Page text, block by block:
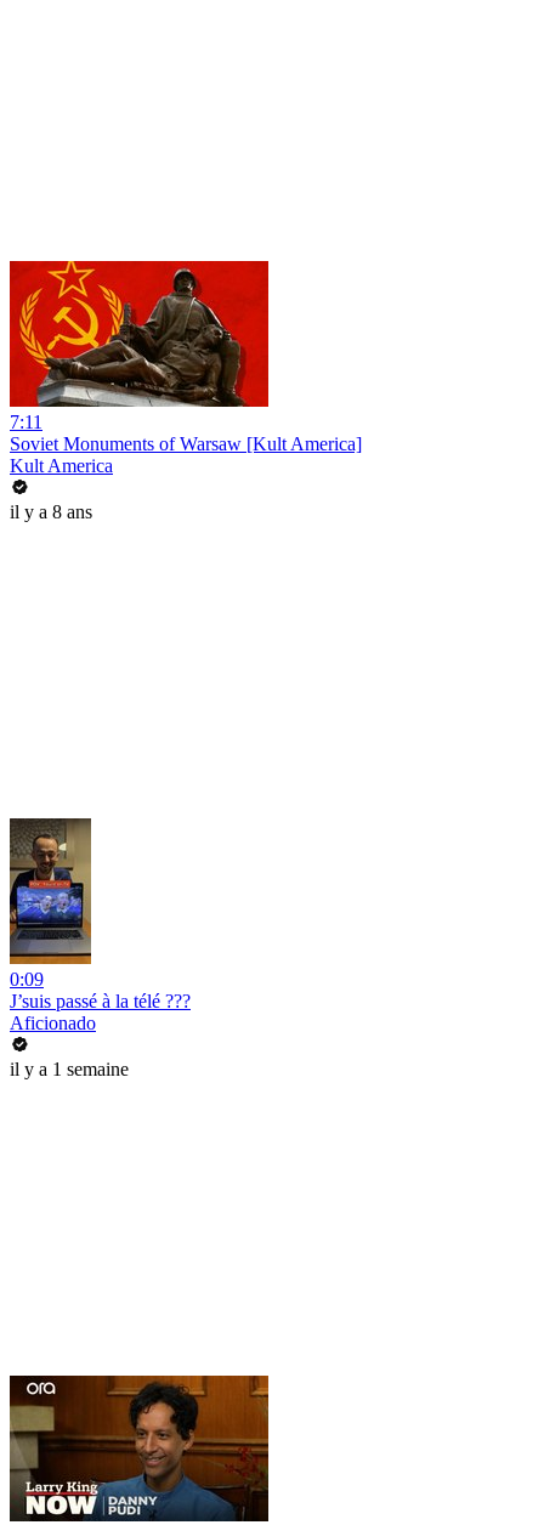
7:11
Soviet Monuments of Warsaw [Kult America]
Kult America
il y a 8 ans
0:09
J’suis passé à la télé ???
Aficionado
il y a 1 semaine